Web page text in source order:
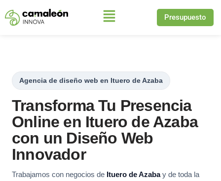
Saltar
Presupuesto
Agencia de diseño web en Ituero de Azaba
Transforma Tu Presencia
Online en Ituero de Azaba
con un Diseño Web
Innovador
Trabajamos con negocios de Ituero de Azabay de toda la